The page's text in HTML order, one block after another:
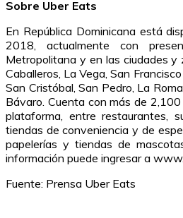
Sobre Uber Eats
En República Dominicana está
2018, actualmente con
Metropolitana y en las ciudades y
Caballeros, La Vega, San
San Cristóbal, San Pedro, La
Bávaro. Cuenta con más de
plataforma, entre restaurantes,
tiendas de conveniencia y de
papelerías y tiendas de
información puede ingresar a
Fuente: Prensa Uber Eats